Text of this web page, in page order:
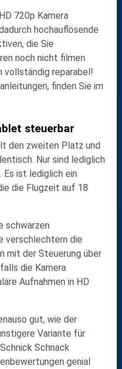
720p Kamera
hochauflösende
die Sie
noch nicht filmen
vollständig reparabel!
finden Sie im
steuerbar
den zweiten Platz und
Nur sind lediglich
Es ist lediglich ein
die Flugzeit auf 18
schwarzen
verschlechtern die
mit der Steuerung über
die Kamera
Aufnahmen in HD
gut, wie der
Variante für
Schnack
genial